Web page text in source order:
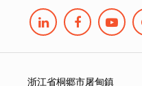
浙江省桐郷市屠甸鎮